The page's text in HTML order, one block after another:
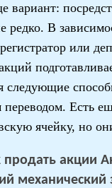
вариант:
редко. В
или
следующие
переводом. Есть
ячейку, но
продать акции
механический